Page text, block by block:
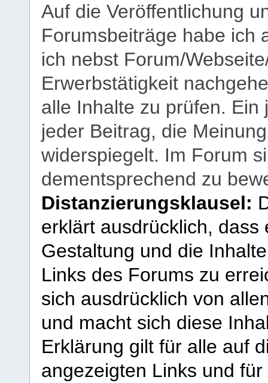
Auf die Veröffentlichung
Forumsbeiträge habe ich
ich nebst Forum/
Erwerbstätigkeit
alle Inhalte zu prüfen.
jeder Beitrag, die
widerspiegelt. Im Forum
dementsprechend zu
Distanzierungsklausel:
erklärt ausdrücklich,
Gestaltung und die
Links des Forums zu
sich ausdrücklich von
und macht sich diese
Erklärung gilt für alle auf
angezeigten Links und